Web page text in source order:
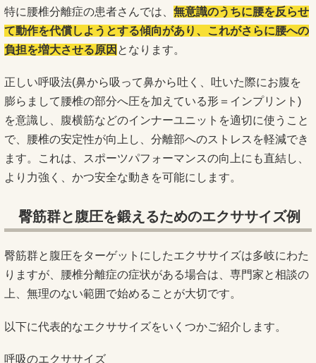
特に腰椎分離症の患者さんでは、 無意識のうちに腰を反らせ
て動作を代償しようとする傾向があり、これがさらに腰への
負担を増大させる原因 となります。
正しい呼吸法(鼻から吸って鼻から吐く、吐いた際にお腹を
膨らまして腰椎の部分へ圧を加えている形＝インプリント)
を意識し、腹横筋などのインナーユニットを適切に使うこと
で、腰椎の安定性が向上し、分離部へのストレスを軽減でき
ます。これは、スポーツパフォーマンスの向上にも直結し、
より力強く、かつ安全な動きを可能にします。
臀筋群と腹圧を鍛えるためのエクササイズ例
臀筋群と腹圧をターゲットにしたエクササイズは多岐にわた
りますが、腰椎分離症の症状がある場合は、専門家と相談の
上、無理のない範囲で始めることが大切です。
以下に代表的なエクササイズをいくつかご紹介します。
呼吸のエクササイズ